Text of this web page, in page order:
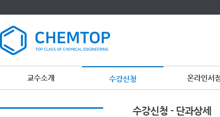
교수소개 수강신청 온라인서
약
수강신청 - 단과상세